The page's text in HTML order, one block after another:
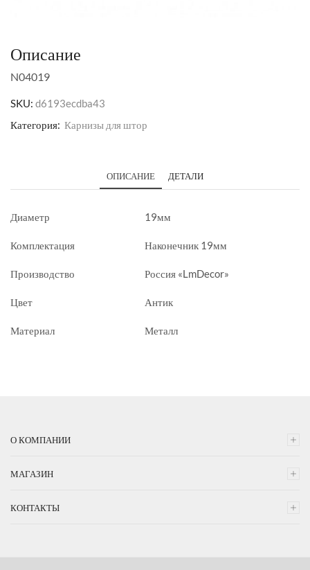
Описание
N04019
SKU: d6193ecdba43
Категория: Карнизы для штор
ОПИСАНИЕ ДЕТАЛИ
Диаметр 19мм
Комплектация Наконечник 19мм
Производство Россия «LmDecor»
Цвет Антик
Материал Металл
О КОМПАНИИ
МАГАЗИН
КОНТАКТЫ